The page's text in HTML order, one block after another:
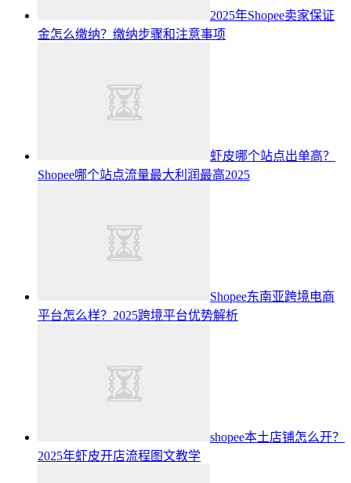
2025年Shopee卖家保证
金怎么缴纳？缴纳步骤和注意事项
虾皮哪个站点出单高？
Shopee哪个站点流量最大利润最高2025
Shopee东南亚跨境电商
平台怎么样？2025跨境平台优势解析
shopee本土店铺怎么开？
2025年虾皮开店流程图文教学